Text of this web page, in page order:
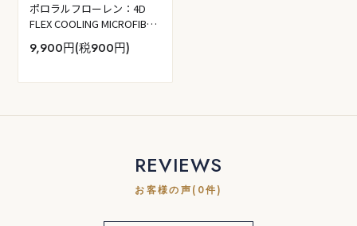
ポロラルフローレン：4D
FLEX COOLING MICROFIBER
ボクサーブリーフ 3PK (ポロ
ブラック)
9,900円(税900円)
REVIEWS
お客様の声(0件)